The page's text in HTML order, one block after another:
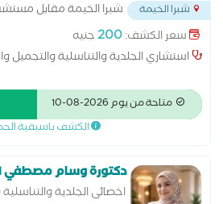
شبرا الخيمة
شبرا الخيمة مقابل
قهوة شرف...
سعر الكشف:200جنيه
استشاري الجلدية والتناسلية والتجميل
متاحة من يوم 2026-08-10
الكشف باسبقية
دكتورة وسام مصطفي
اخصائى الجلدية